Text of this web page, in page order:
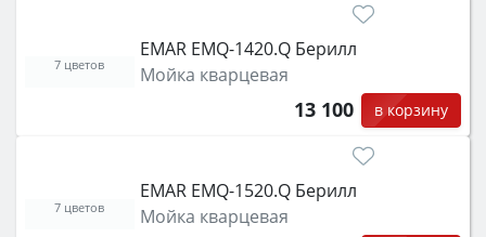
затем смотрите на объём 50–70 л для семьи,
функции (конвекция, гриль, самоочистка,
защита от детей).
EMAR EMQ-1420.Q Берилл
Мойка кварцевая
13 100 в корзину
7 цветов
EMAR EMQ-1520.Q Берилл
Мойка кварцевая
7 цветов